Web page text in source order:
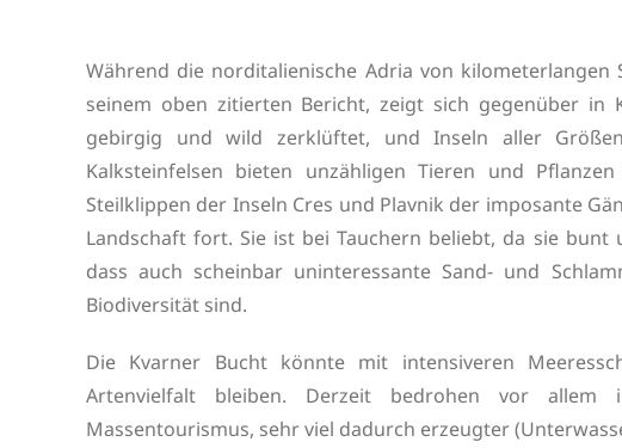
Während die norditalienische Adria von
seinem oben zitierten Bericht, zeigt sich gegenüber
gebirgig und wild zerklüftet, und Inseln aller
Kalksteinfelsen bieten unzähligen Tieren und
Steilklippen der Inseln Cres und Plavnik der imposante
Landschaft fort. Sie ist bei Tauchern beliebt, da sie
dass auch scheinbar uninteressante Sand- und
Biodiversität sind.
Die Kvarner Bucht könnte mit intensiveren
Artenvielfalt bleiben. Derzeit bedrohen vor allem
Massentourismus, sehr viel dadurch erzeugter